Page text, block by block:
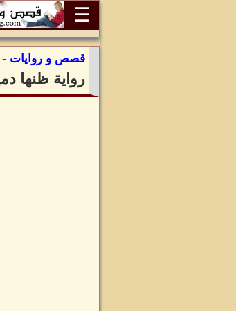
☰
قصص و روايات -
رواية ظنها